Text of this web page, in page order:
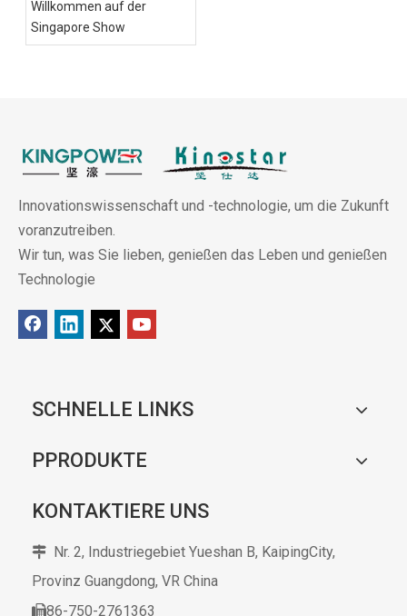
Willkommen auf der
Singapore Show
Innovationswissenschaft und -technologie, um die Zukunft
voranzutreiben.
Wir tun, was Sie lieben, genießen das Leben und genießen
Technologie
SCHNELLE LINKS
PPRODUKTE
KONTAKTIERE UNS
 Nr. 2, Industriegebiet Yueshan B, KaipingCity,
Provinz Guangdong, VR China
86-750-2761363